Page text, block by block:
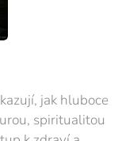
jak hluboce
spiritualitou